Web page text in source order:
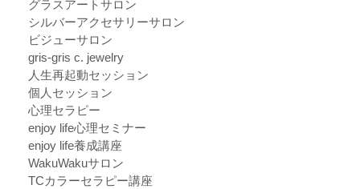
グラスアートサロン
シルバーアクセサリーサロン
ビジューサロン
gris-gris c. jewelry
人生再起動セッション
個人セッション
心理セラピー
enjoy life心理セミナー
enjoy life養成講座
WakuWakuサロン
TCカラーセラピー講座